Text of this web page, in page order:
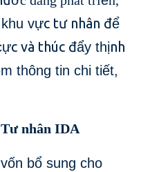
vực tư nhân để
c và thúc đẩy thịnh
thông tin chi tiết,
Tư nhân IDA
bổ sung cho